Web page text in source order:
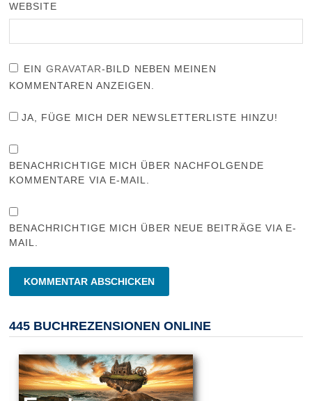
WEBSITE
EIN GRAVATAR-BILD NEBEN MEINEN
KOMMENTAREN ANZEIGEN.
JA, FÜGE MICH DER NEWSLETTERLISTE HINZU!
BENACHRICHTIGE MICH ÜBER NACHFOLGENDE
KOMMENTARE VIA E-MAIL.
BENACHRICHTIGE MICH ÜBER NEUE BEITRÄGE VIA E-
MAIL.
445 BUCHREZENSIONEN ONLINE